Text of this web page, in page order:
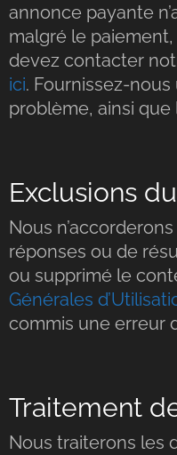
annonce payante
malgré le
devez contacter
ici. Fournissez-
problème, ainsi que
Exclusions
Nous
réponses ou de
ou supprimé le
Générales
commis une erreur
Traitement
Nous traiterons les